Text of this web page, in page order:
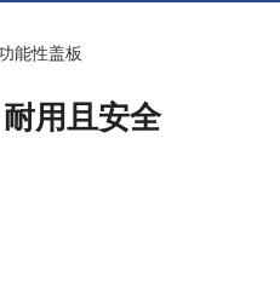
能性盖板
用且安全